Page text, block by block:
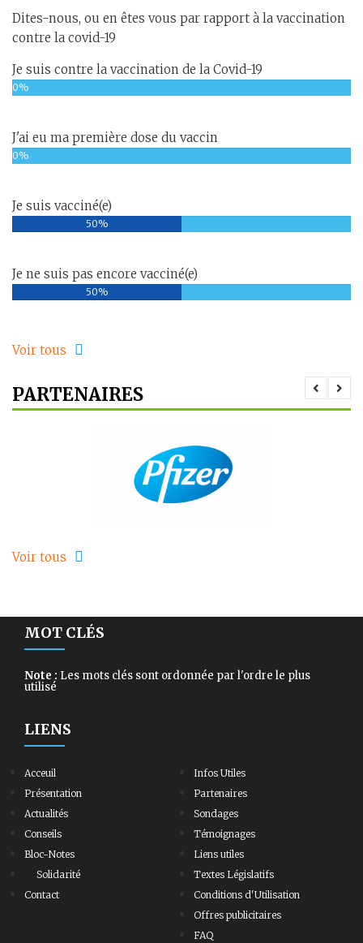
Dites-nous, ou en êtes vous par rapport à la vaccination
contre la covid-19
Je suis contre la vaccination de la Covid-19
0%
J'ai eu ma première dose du vaccin
0%
Je suis vacciné(e)
50%
Je ne suis pas encore vacciné(e)
50%
Voir tous
PARTENAIRES
Voir tous
MOT CLÉS
Note : Les mots clés sont ordonnée par l'ordre le plus
utilisé
LIENS
Acceuil
Présentation
Actualités
Conseils
Bloc-Notes
Solidarité
Contact
Infos Utiles
Partenaires
Sondages
Témoignages
Liens utiles
Textes Législatifs
Conditions d'Utilisation
Offres publicitaires
FAQ